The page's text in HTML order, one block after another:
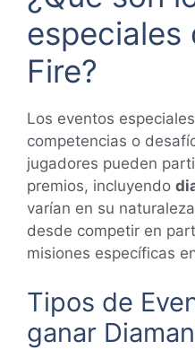
especiales
Fire?
Los eventos
competencias o
jugadores pueden
premios, incluyendo
varían en su
desde competir en
misiones específicas
Tipos de
ganar